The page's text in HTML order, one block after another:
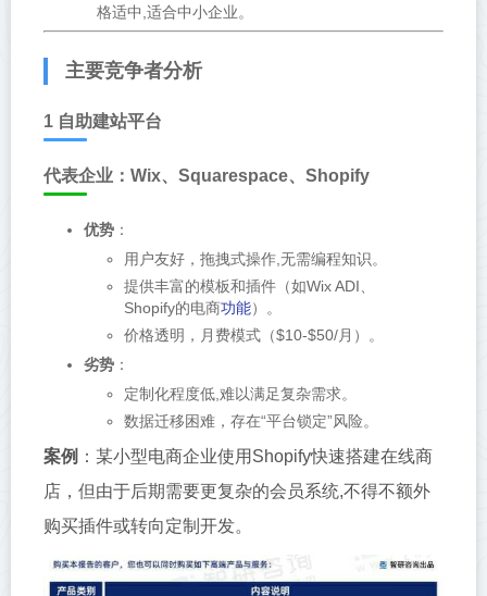
格适中,适合中小企业。
主要竞争者分析
1 自助建站平台
代表企业：Wix、Squarespace、Shopify
优势：
用户友好，拖拽式操作,无需编程知识。
提供丰富的模板和插件（如Wix ADI、
Shopify的电商功能）。
价格透明，月费模式（$10-$50/月）。
劣势：
定制化程度低,难以满足复杂需求。
数据迁移困难，存在“平台锁定”风险。
案例 ：某小型电商企业使用Shopify快速搭建在线商
店，但由于后期需要更复杂的会员系统,不得不额外
购买插件或转向定制开发。